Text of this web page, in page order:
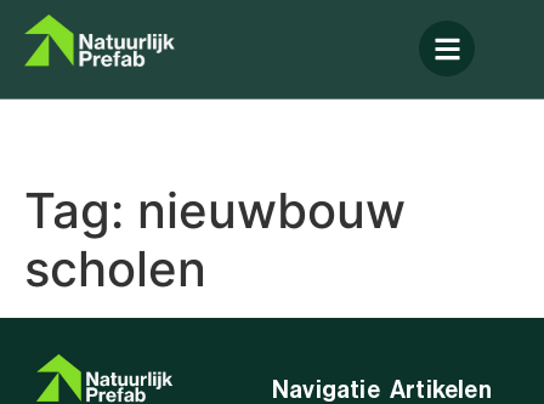
Tag: nieuwbouw
scholen
Navigatie Artikelen